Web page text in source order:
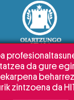
da gure
zintzoena da